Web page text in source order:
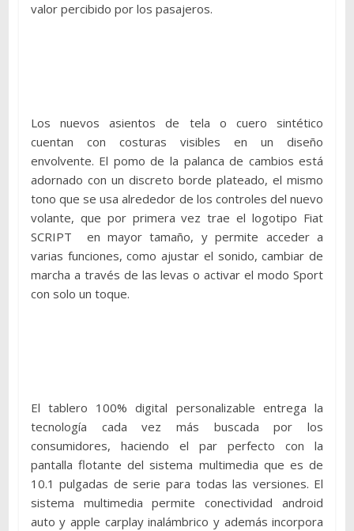
valor percibido por los pasajeros.
Los nuevos asientos de tela o cuero sintético
cuentan con costuras visibles en un diseño
envolvente. El pomo de la palanca de cambios está
adornado con un discreto borde plateado, el mismo
tono que se usa alrededor de los controles del nuevo
volante, que por primera vez trae el logotipo Fiat
SCRIPT en mayor tamaño, y permite acceder a
varias funciones, como ajustar el sonido, cambiar de
marcha a través de las levas o activar el modo Sport
con solo un toque.
El tablero 100% digital personalizable entrega la
tecnología cada vez más buscada por los
consumidores, haciendo el par perfecto con la
pantalla flotante del sistema multimedia que es de
10.1 pulgadas de serie para todas las versiones. El
sistema multimedia permite conectividad android
auto y apple carplay inalámbrico y además incorpora